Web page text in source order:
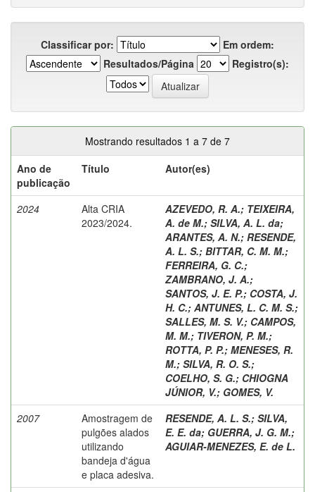
Classificar por:
Em ordem:
Resultados/Página
Registro(s):
Mostrando resultados 1 a 7 de 7
Ano de
publicação
Título Autor(es)
2024
Alta CRIA
2023/2024.
AZEVEDO, R. A.; TEIXEIRA,
A. de M.; SILVA, A. L. da;
ARANTES, A. N.; RESENDE,
A. L. S.; BITTAR, C. M. M.;
FERREIRA, G. C.;
ZAMBRANO, J. A.;
SANTOS, J. E. P.; COSTA, J.
H. C.; ANTUNES, L. C. M. S.;
SALLES, M. S. V.; CAMPOS,
M. M.; TIVERON, P. M.;
ROTTA, P. P.; MENESES, R.
M.; SILVA, R. O. S.;
COELHO, S. G.; CHIOGNA
JÚNIOR, V.; GOMES, V.
2007
Amostragem de
pulgões alados
utilizando
bandeja d'água
e placa adesiva.
RESENDE, A. L. S.; SILVA,
E. E. da; GUERRA, J. G. M.;
AGUIAR-MENEZES, E. de L.